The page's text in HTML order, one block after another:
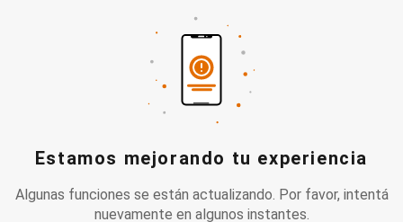
Estamos mejorando tu experiencia
Algunas funciones se están actualizando. Por favor, intentá
nuevamente en algunos instantes.